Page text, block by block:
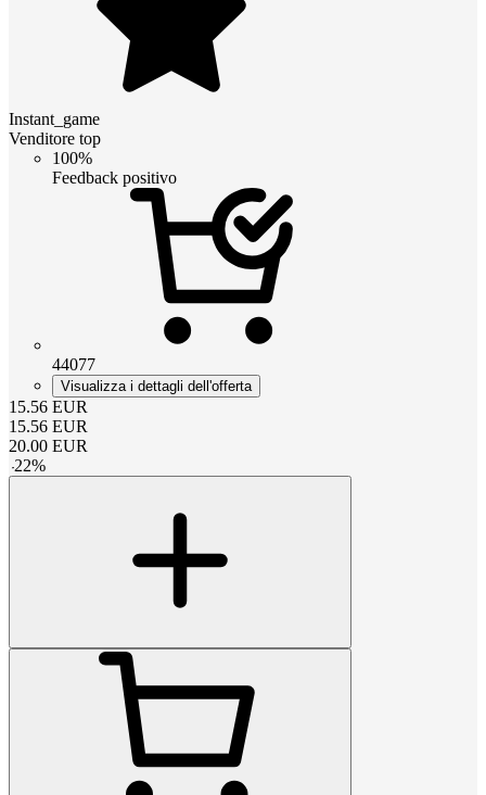
Instant_game
Venditore top
100%
Feedback positivo
44077
Visualizza i dettagli dell'offerta
15.56 EUR
15.56 EUR
20.00 EUR
-22%